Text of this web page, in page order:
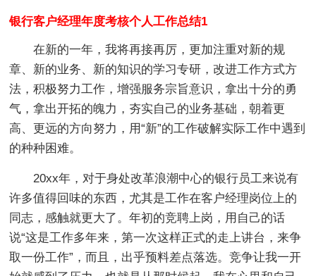
银行客户经理年度考核个人工作总结1
在新的一年，我将再接再厉，更加注重对新的规
章、新的业务、新的知识的学习专研，改进工作方式方
法，积极努力工作，增强服务宗旨意识，拿出十分的勇
气，拿出开拓的魄力，夯实自己的业务基础，朝着更
高、更远的方向努力，用“新”的工作破解实际工作中遇到
的种种困难。
20xx年，对于身处改革浪潮中心的银行员工来说有
许多值得回味的东西，尤其是工作在客户经理岗位上的
同志，感触就更大了。年初的竞聘上岗，用自己的话
说“这是工作多年来，第一次这样正式的走上讲台，来争
取一份工作”，而且，出乎预料差点落选。竞争让我一开